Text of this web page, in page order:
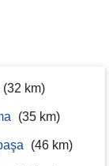
(32 km)
(35 km)
(46 km)